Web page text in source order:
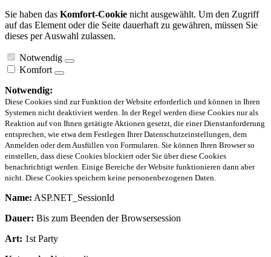
Sie haben das Komfort-Cookie nicht ausgewählt. Um den Zugriff
auf das Element oder die Seite dauerhaft zu gewähren, müssen Sie
dieses per Auswahl zulassen.
Notwendig
Komfort
Notwendig:
Diese Cookies sind zur Funktion der Website erforderlich und können in Ihren
Systemen nicht deaktiviert werden. In der Regel werden diese Cookies nur als
Reaktion auf von Ihnen getätigte Aktionen gesetzt, die einer Dienstanforderung
entsprechen, wie etwa dem Festlegen Ihrer Datenschutzeinstellungen, dem
Anmelden oder dem Ausfüllen von Formularen. Sie können Ihren Browser so
einstellen, dass diese Cookies blockiert oder Sie über diese Cookies
benachrichtigt werden. Einige Bereiche der Website funktionieren dann aber
nicht. Diese Cookies speichern keine personenbezogenen Daten.
Name: ASP.NET_SessionId
Dauer: Bis zum Beenden der Browsersession
Art: 1st Party